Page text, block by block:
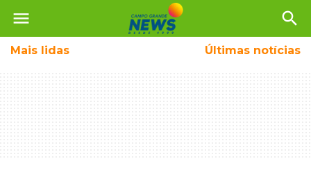
menu search
Mais lidas Últimas notícias